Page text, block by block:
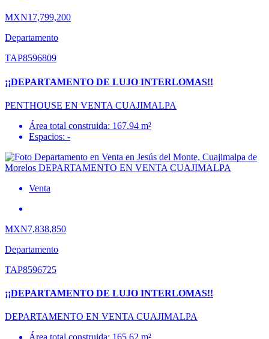
MXN17,799,200
Departamento
TAP8596809
¡¡DEPARTAMENTO DE LUJO INTERLOMAS!!
PENTHOUSE EN VENTA CUAJIMALPA
Área total construida: 167.94 m²
Espacios: -
Venta
MXN7,838,850
Departamento
TAP8596725
¡¡DEPARTAMENTO DE LUJO INTERLOMAS!!
DEPARTAMENTO EN VENTA CUAJIMALPA